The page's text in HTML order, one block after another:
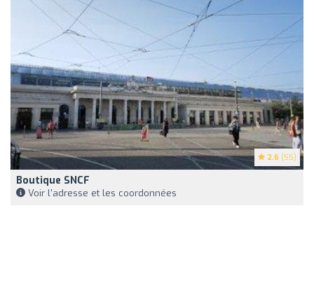
2.6 (55)
Boutique SNCF
Voir l'adresse et les coordonnées